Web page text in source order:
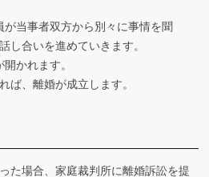
当事者双方から別々に事情を聞
し合いを進めていきます。
かれます。
ば、離婚が成立します。
た場合、家庭裁判所に離婚訴訟を提